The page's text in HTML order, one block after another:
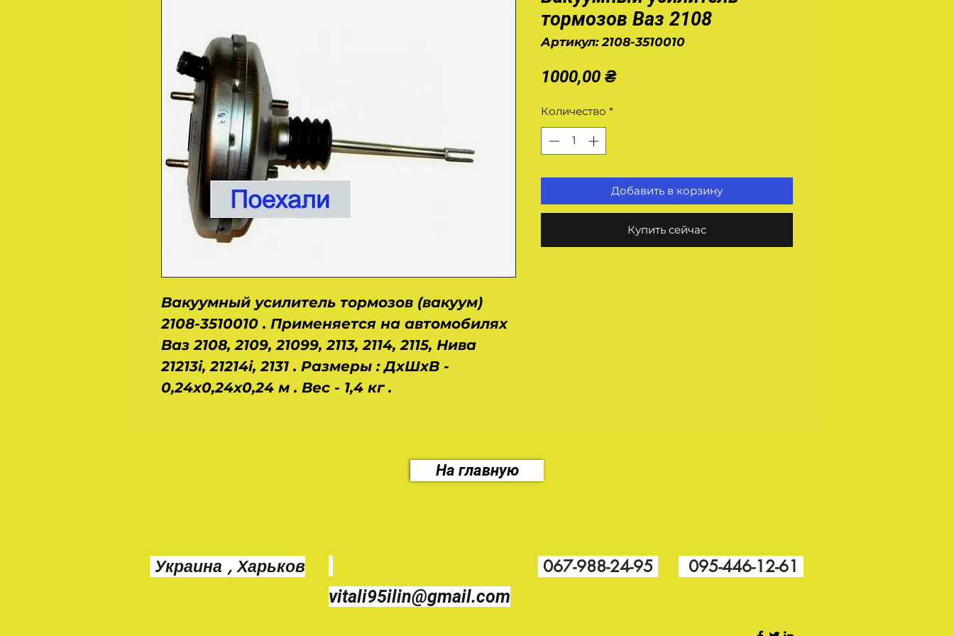
Вакуумный усилитель тормозов (вакуум)
2108-3510010 . Применяется на автомобилях
Ваз 2108, 2109, 21099, 2113, 2114, 2115, Нива
21213i, 21214i, 2131 . Размеры : ДхШхВ -
0,24х0,24х0,24 м . Вес - 1,4 кг .
тормозов Ваз 2108
Артикул: 2108-3510010
1000,00 ₴Цена
Количество *
Добавить в корзину
Купить сейчас
На главную
Украина , Харьков
vitali95ilin@gmail.com
067-988-24-95 095-446-12-61